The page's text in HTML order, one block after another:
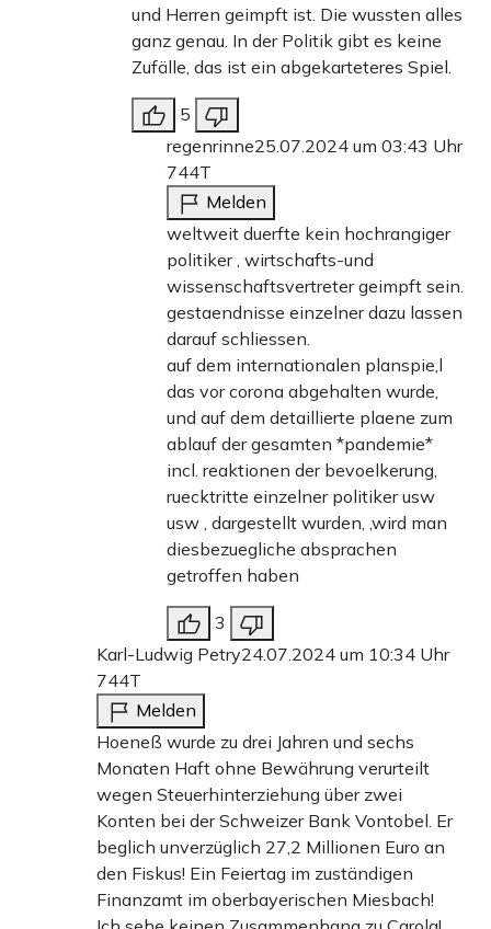
und Herren geimpft ist. Die wussten alles
ganz genau. In der Politik gibt es keine
Zufälle, das ist ein abgekarteteres Spiel.
5
regenrinne25.07.2024 um 03:43 Uhr
744T
Melden
weltweit duerfte kein hochrangiger
politiker , wirtschafts-und
wissenschaftsvertreter geimpft sein.
gestaendnisse einzelner dazu lassen
darauf schliessen.
auf dem internationalen planspie,l
das vor corona abgehalten wurde,
und auf dem detaillierte plaene zum
ablauf der gesamten *pandemie*
incl. reaktionen der bevoelkerung,
ruecktritte einzelner politiker usw
usw , dargestellt wurden, ,wird man
diesbezuegliche absprachen
getroffen haben
3
Karl-Ludwig Petry24.07.2024 um 10:34 Uhr
744T
Melden
Hoeneß wurde zu drei Jahren und sechs
Monaten Haft ohne Bewährung verurteilt
wegen Steuerhinterziehung über zwei
Konten bei der Schweizer Bank Vontobel. Er
beglich unverzüglich 27,2 Millionen Euro an
den Fiskus! Ein Feiertag im zuständigen
Finanzamt im oberbayerischen Miesbach!